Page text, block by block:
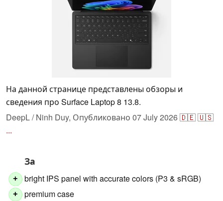
На данной странице представлены обзоры и
сведения про Surface Laptop 8 13.8.
DeepL / Ninh Duy, Опубликовано 07 July 2026🇩🇪🇺🇸
...
За
+ bright IPS panel with accurate colors (P3 & sRGB)
+ premium case